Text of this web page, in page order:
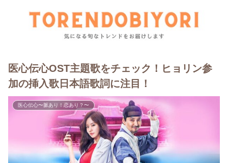
医心伝心OST主題歌をチェック！ヒョリン参
加の挿入歌日本語歌詞に注目！
医心伝心〜脈あり！恋あり？〜